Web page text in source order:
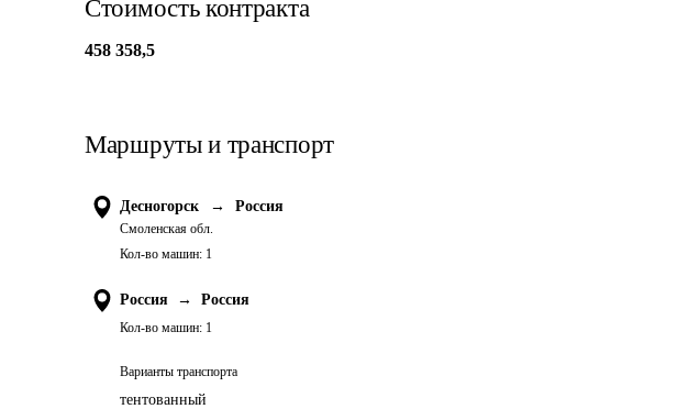
Стоимость контракта
458 358,5
Маршруты и транспорт
Десногорск →
Смоленская обл.
Россия
Кол-во машин: 1
Россия → Россия
Кол-во машин: 1
Варианты транспорта
тентованный